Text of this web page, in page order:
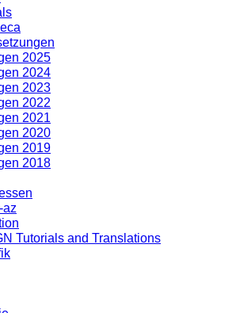
2025
2024
2023
2022
2021
2020
2019
2018
az
Tutorials and Translations